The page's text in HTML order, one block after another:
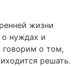
жизни
нуждах и
говорим о том,
решать.